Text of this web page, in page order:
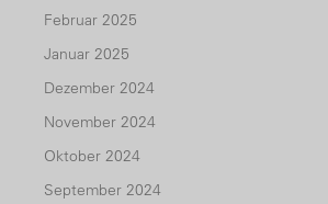
Februar 2025
Januar 2025
Dezember 2024
November 2024
Oktober 2024
September 2024